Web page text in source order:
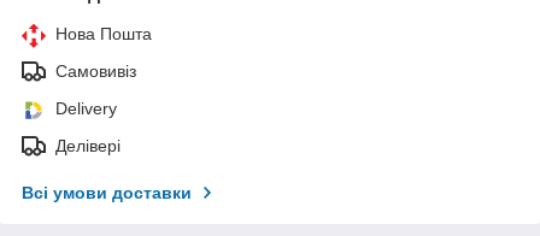
Нова Пошта
Самовивіз
Delivery
Делівері
Всі умови доставки